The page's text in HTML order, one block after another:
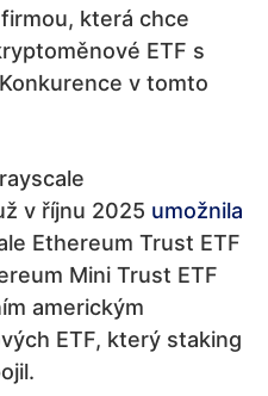
která chce
ETF s
v tomto
v říjnu 2025 umožnila
Ethereum Trust ETF
Mini Trust ETF
americkým
ETF, který staking